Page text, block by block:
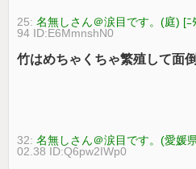
25:名無しさん＠涙目です。(庭) [ﾆ
94 ID:E6MmnshN0
竹はめちゃくちゃ繁殖して面倒
32:名無しさん＠涙目です。(愛媛
02.38 ID:Q6pw2IWp0